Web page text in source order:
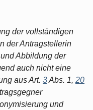
der vollständigen
der Antragstellerin
Abbildung der
auch nicht eine
aus Art. 3Abs. 1, 20
und